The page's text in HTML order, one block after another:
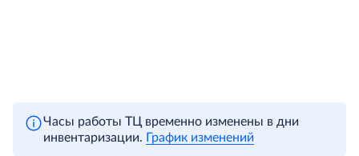
Часы работы ТЦ временно изменены в дни
инвентаризации. График изменений